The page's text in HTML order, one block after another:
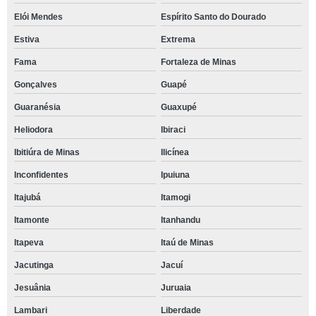
Elói Mendes Espírito Santo do Dourado
Estiva Extrema
Fama Fortaleza de Minas
Gonçalves Guapé
Guaranésia Guaxupé
Heliodora Ibiraci
Ibitiúra de Minas Ilicínea
Inconfidentes Ipuiuna
Itajubá Itamogi
Itamonte Itanhandu
Itapeva Itaú de Minas
Jacutinga Jacuí
Jesuânia Juruaia
Lambari Liberdade